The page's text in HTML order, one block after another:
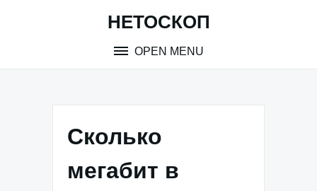
НЕТОСКОП
OPEN MENU
Сколько
мегабит в